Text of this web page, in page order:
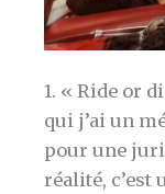
1. « Ride or
qui j’ai un
pour une
réalité, c’est